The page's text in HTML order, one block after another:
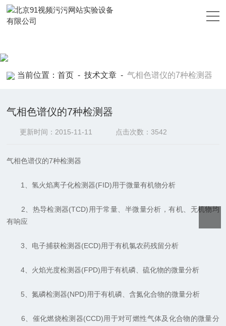
91视频污污网站,91视频污版下载,91视频黄色靠逼APP,91视频污污
污污
当前位置：首页 -技术文章 -气相色谱仪的7种检测器
气相色谱仪的7种检测器
更新时间：2015-11-11 点击次数：3542
气相色谱仪的7种检测器
1、氢火焰离子化检测器(FID)用于微量有机物分析
2、热导检测器(TCD)用于常量、半微量分析，有机、无机物均
有响应
3、电子捕获检测器(ECD)用于有机氯农药残留分析
4、火焰光度检测器(FPD)用于有机磷、硫化物的微量分析
5、氮磷检测器(NPD)用于有机磷、含氮化合物的微量分析
6、催化燃烧检测器(CCD)用于对可燃性气体及化合物的微量分